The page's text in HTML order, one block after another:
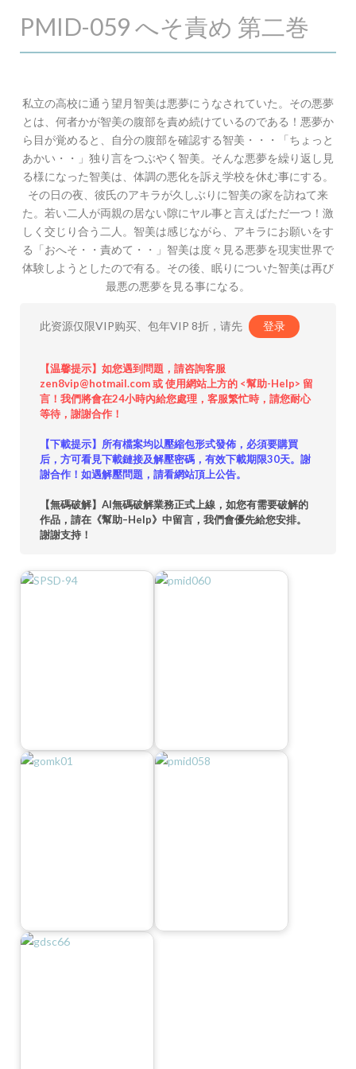
PMID-059 へそ責め 第二巻
私立の高校に通う望月智美は悪夢にうなされていた。その悪夢
とは、何者かが智美の腹部を責め続けているのである！悪夢か
ら目が覚めると、自分の腹部を確認する智美・・・「ちょっと
あかい・・」独り言をつぶやく智美。そんな悪夢を繰り返し見
る様になった智美は、体調の悪化を訴え学校を休む事にする。
その日の夜、彼氏のアキラが久しぶりに智美の家を訪ねて来
た。若い二人が両親の居ない隙にヤル事と言えばただ一つ！激
しく交じり合う二人。智美は感じながら、アキラにお願いをす
る「おへそ・・責めて・・」智美は度々見る悪夢を現実世界で
体験しようとしたので有る。その後、眠りについた智美は再び
最悪の悪夢を見る事になる。
此资源仅限VIP购买、包年VIP 8折，请先 登录
【温馨提示】如您遇到問題，請咨詢客服
zen8vip@hotmail.com 或 使用網站上方的 <幫助-Help> 留
言！我們將會在24小時內給您處理，客服繁忙時，請您耐心
等待，謝謝合作！
【下載提示】所有檔案均以壓縮包形式發佈，必須要購買
后，方可看見下載鏈接及解壓密碼，有效下載期限30天。謝
謝合作！如遇解壓問題，請看網站頂上公告。
【無碼破解】AI無碼破解業務正式上線，如您有需要破解的
作品，請在《幫助–Help》中留言，我們會優先給您安排。
謝謝支持！